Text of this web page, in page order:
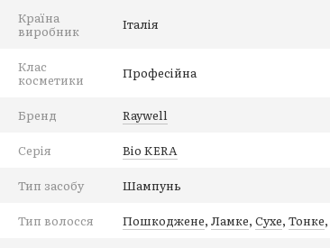
Активні компоненти:
• Полімер на основі гідролізату протеїнів пшениці
• Кератин
• Олія японської камелії
Кому підходить:
Тонке, ослаблене, мʼяке волосся без обʼєму
Змити теплою водою. Повторити за потреби.
Країна
виробник Італія
Клас
косметики Професійна
Бренд Raywell
Серія Bio KERA
Тип засобу Шампунь
Тип волосся Пошкоджене, Ламке, Сухе, Тонке,